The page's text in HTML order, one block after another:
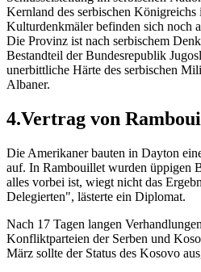
Kernland des serbischen
Kulturdenkmäler befinden sich noch
Die Provinz ist nach serbischem
Bestandteil der Bundesrepublik
unerbittliche Härte des serbischen
Albaner.
4.Vertrag von
Die Amerikaner bauten in Dayton
auf. In Rambouillet wurden üppigen
alles vorbei ist, wiegt nicht das
Delegierten", lästerte ein Diplomat.
Nach 17 Tagen langen
Konfliktparteien der Serben und
März sollte der Status des Kosovo